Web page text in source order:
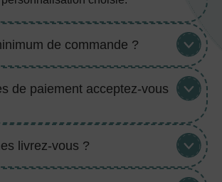
de commande ?
de paiement acceptez-vous
livrez-vous ?